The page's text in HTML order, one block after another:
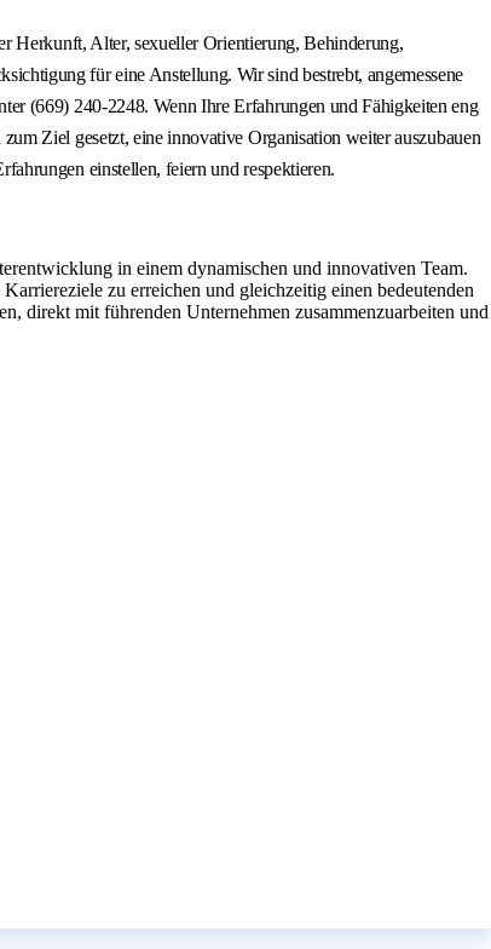
Herkunft, Alter, sexueller Orientierung, Behinderung,
für eine Anstellung. Wir sind bestrebt, angemessene
(669) 240-2248. Wenn Ihre Erfahrungen und Fähigkeiten eng
Ziel gesetzt, eine innovative Organisation weiter auszubauen
einstellen, feiern und respektieren.
in einem dynamischen und innovativen Team.
zu erreichen und gleichzeitig einen bedeutenden
direkt mit führenden Unternehmen zusammenzuarbeiten und